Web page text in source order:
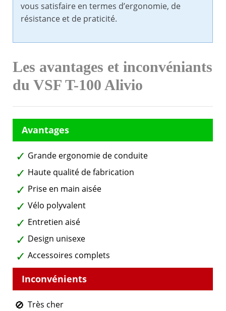
vous satisfaire en termes d’ergonomie, de
résistance et de praticité.
Les avantages et inconvéniants
du VSF T-100 Alivio
Grande ergonomie de conduite
Haute qualité de fabrication
Prise en main aisée
Vélo polyvalent
Entretien aisé
Design unisexe
Accessoires complets
Très cher